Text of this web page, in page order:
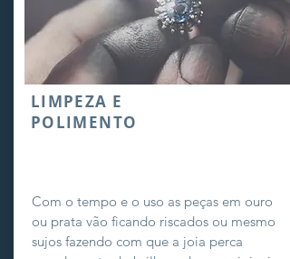
LIMPEZA E
POLIMENTO
Com o tempo e o uso as peças em ouro
ou prata vão ficando riscados ou mesmo
sujos fazendo com que a joia perca